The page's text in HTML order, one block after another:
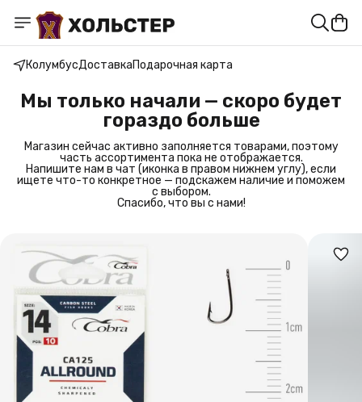
КолумбусДоставкаПодарочная карта
Мы только начали — скоро будет
гораздо больше
Магазин сейчас активно заполняется товарами, поэтому
часть ассортимента пока не отображается.
Напишите нам в чат (иконка в правом нижнем углу), если
ищете что-то конкретное — подскажем наличие и поможем
с выбором.
Спасибо, что вы с нами!